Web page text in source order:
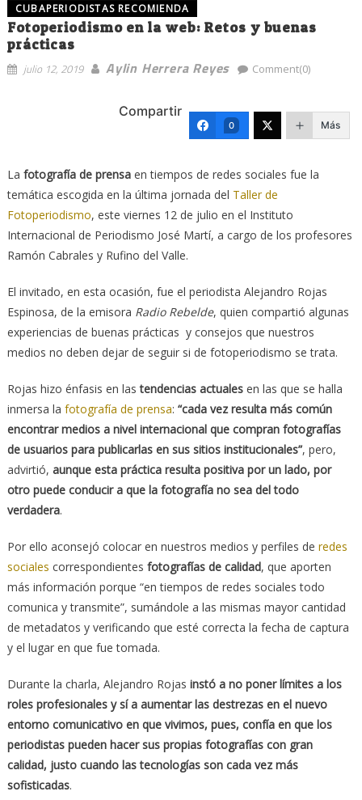
CUBAPERIODISTAS RECOMIENDA
Fotoperiodismo en la web: Retos y buenas
prácticas
julio 12, 2019 Aylin Herrera Reyes Comment(0)
Compartir
0 Más
La fotografía de prensaen tiempos de redes sociales fue la
temática escogida en la última jornada del Taller de
Fotoperiodismo, este viernes 12 de julio en el Instituto
Internacional de Periodismo José Martí, a cargo de los profesores
Ramón Cabrales y Rufino del Valle.
El invitado, en esta ocasión, fue el periodista Alejandro Rojas
Espinosa, de la emisora Radio Rebelde, quien compartió algunas
experiencias de buenas prácticas y consejos que nuestros
medios no deben dejar de seguir si de fotoperiodismo se trata.
Rojas hizo énfasis en lastendencias actualesen las que se halla
inmersa la fotografía de prensa: “cada vez resulta más común
encontrar medios a nivel internacional que compran fotografías
de usuarios para publicarlas en sus sitios institucionales”, pero,
advirtió, aunque esta práctica resulta positiva por un lado, por
otro puede conducir a que la fotografía no sea del todo
verdadera.
Por ello aconsejó colocar en nuestros medios y perfiles de redes
sociales correspondientes fotografías de calidad, que aporten
más información porque “en tiempos de redes sociales todo
comunica y transmite”, sumándole a las mismas mayor cantidad
de metadatos y verificando que esté correcta la fecha de captura
y el lugar en que fue tomada.
Durante la charla, Alejandro Rojas instó a no poner límites a los
roles profesionales y sí a aumentar las destrezas en el nuevo
entorno comunicativo en que vivimos, pues, confía en que los
periodistas pueden hacer sus propias fotografías con gran
calidad, justo cuando las tecnologías son cada vez más
sofisticadas.